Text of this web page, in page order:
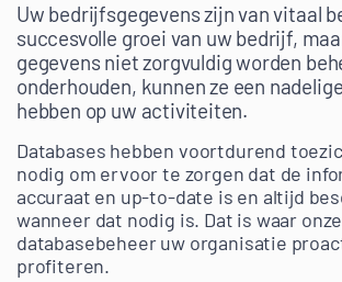
Uw bedrijfsgegevens zijn van vitaal
succesvolle groei van uw bedrijf,
gegevens niet zorgvuldig worden
onderhouden, kunnen ze een
hebben op uw activiteiten.
Databases hebben voortdurend
nodig om ervoor te zorgen dat de
accuraat en up-to-date is en altijd
wanneer dat nodig is. Dat is waar
databasebeheer uw organisatie
profiteren.